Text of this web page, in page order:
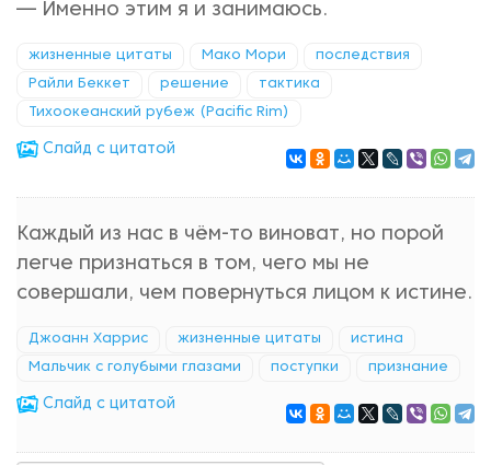
— Именно этим я и занимаюсь.
жизненные цитаты Мако Мори последствия
Райли Беккет решение тактика
Тихоокеанский рубеж (Pacific Rim)
Cлайд с цитатой
Каждый из нас в чём-то виноват, но порой
легче признаться в том, чего мы не
совершали, чем повернуться лицом к истине.
Джоанн Харрис жизненные цитаты истина
Мальчик с голубыми глазами поступки признание
Cлайд с цитатой